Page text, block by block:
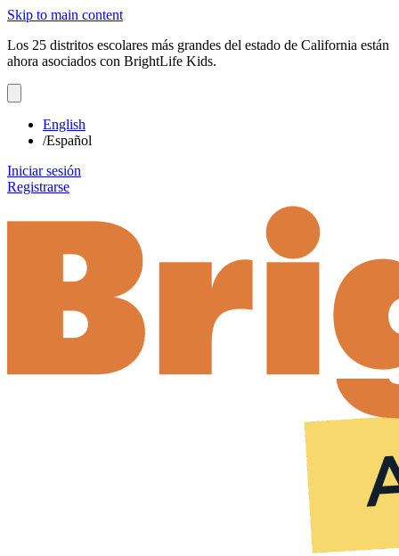
Skip to main content
Los 25 distritos escolares más grandes del estado de California están
ahora asociados con BrightLife Kids.
English
/Español
Iniciar sesión
Registrarse